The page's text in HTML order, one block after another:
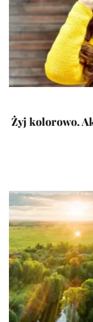
Żyj kolorowo.